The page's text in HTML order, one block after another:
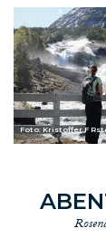
Foto: Kristoffer F